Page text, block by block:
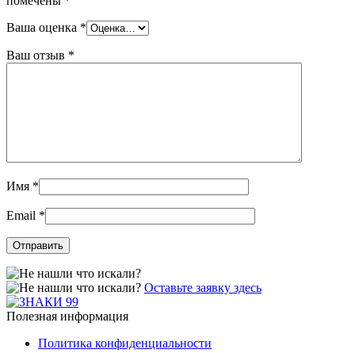
Ваша оценка *
Ваш отзыв *
Имя *
Email *
Оставьте заявку здесь
Полезная информация
Политика конфиденциальности